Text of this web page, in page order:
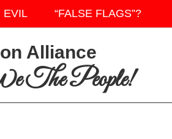
EVIL “FALSE FLAGS”?
Alliance
The People!